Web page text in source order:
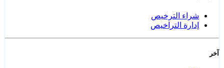
شراء الترخيص
إدارة التراخيص
آخر